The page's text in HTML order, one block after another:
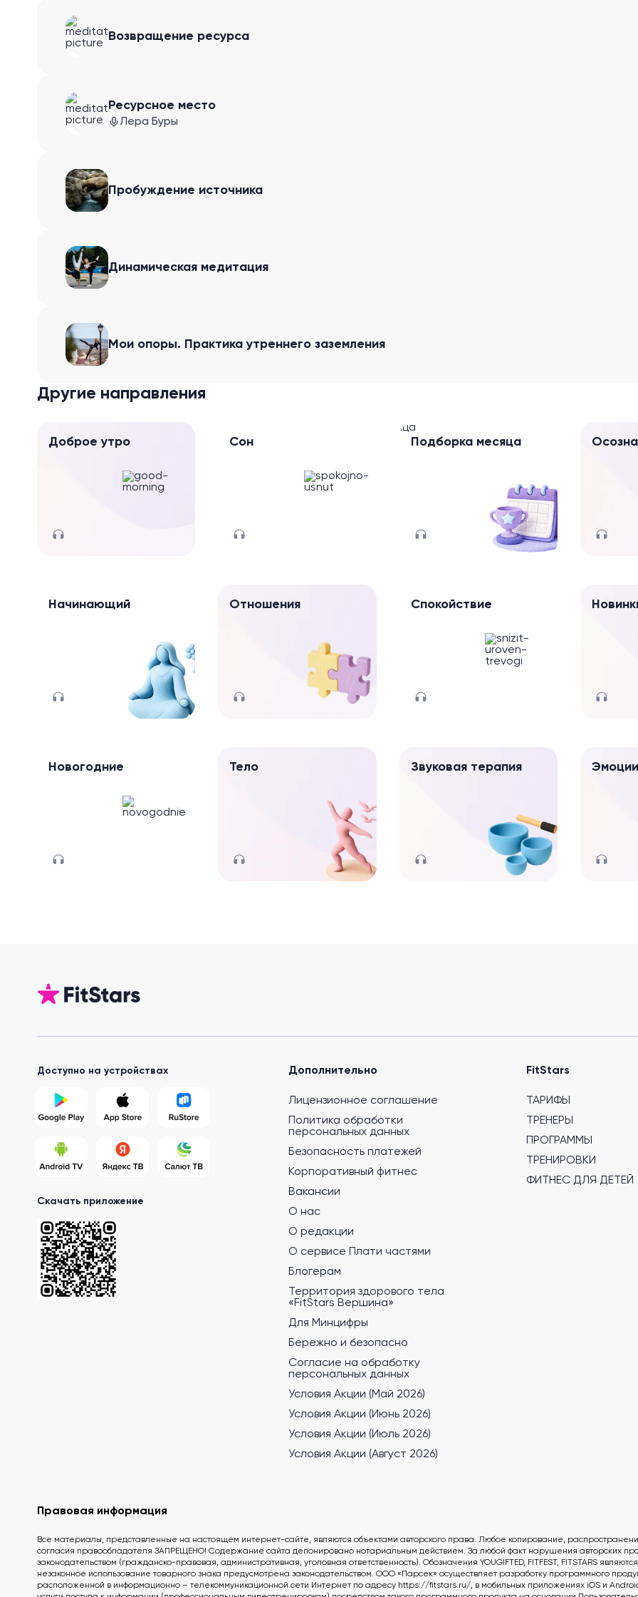
Возвращение ресурса
Ресурсное место
Лера Буры
Пробуждение источника
Динамическая медитация
Мои опоры. Практика утреннего заземления
Другие направления
Доброе утро Сон Подборка месяца
Начинающий Отношения Спокойствие
Новогодние Тело Звуковая терапия
Доступно на устройствах
Скачать приложение
Дополнительно
Лицензионное соглашение
Политика обработки
персональных данных
Безопасность платежей
Корпоративный фитнес
Вакансии
О нас
О редакции
О сервисе Плати частями
Блогерам
Территория здорового тела
«FitStars Вершина»
Для Минцифры
Бережно и безопасно
Согласие на обработку
персональных данных
Условия Акции (Май 2026)
Условия Акции (Июнь 2026)
Условия Акции (Июль 2026)
Условия Акции (Август 2026)
FitStars
ТАРИФЫ
ТРЕНЕРЫ
ПРОГРАММЫ
ТРЕНИРОВКИ
ФИТНЕС ДЛЯ ДЕТЕЙ
Правовая информация
Все материалы, представленные на настоящем интернет-сайте, являются объектами авторского права. Любое копирование,
согласия правообладателя ЗАПРЕЩЕНО! Содержание сайта депонировано нотариальным действием. За любой факт нарушения авторских
законодательством (гражданско-правовая, административная, уголовная ответственность). Обозначения YOUGIFTED, FITFEST, FITSTARS
незаконное использование товарного знака предусмотрена законодательством. ООО «Парсек» осуществляет разработку программного
расположенной в информационно – телекоммуникационной сети Интернет по адресу https://fitstars.ru/, в мобильных приложениях iOS и